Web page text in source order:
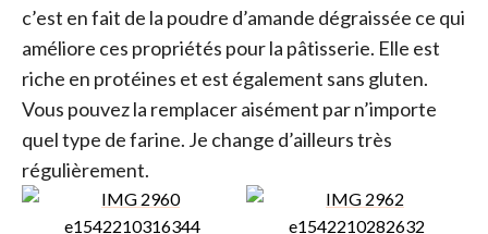
c’est en fait de la poudre d’amande dégraissée ce qui
améliore ces propriétés pour la pâtisserie. Elle est
riche en protéines et est également sans gluten.
Vous pouvez la remplacer aisément par n’importe
quel type de farine. Je change d’ailleurs très
régulièrement.